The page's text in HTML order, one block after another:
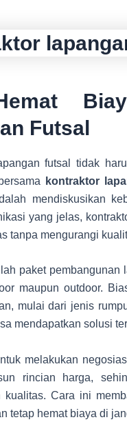
Futsal
futsal tidak
kontraktor
mendiskusikan
yang jelas,
tanpa mengurangi
paket pembangunan
maupun outdoor.
mulai dari jenis
mendapatkan solusi
melakukan
rincian harga,
kualitas. Cara ini
tetap hemat biaya di